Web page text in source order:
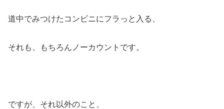
道中でみつけたコンビニにフラっと入る、
それも、もちろんノーカウントです。
ですが、それ以外のこと、